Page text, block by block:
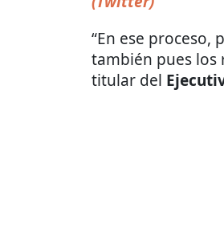
“En ese proceso,
también pues los
titular del